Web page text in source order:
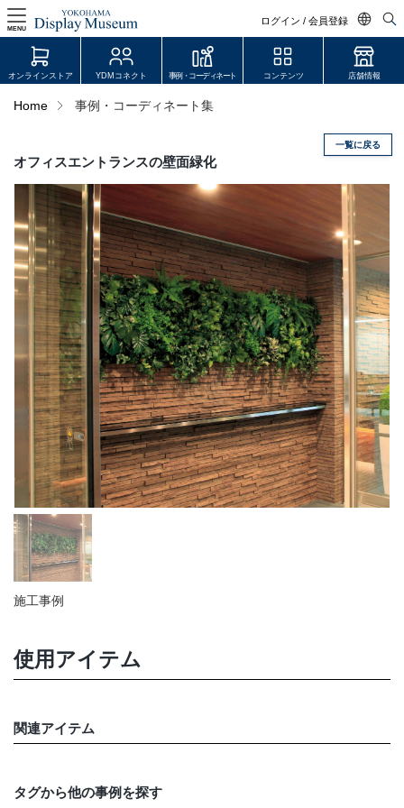
ログイン / 会員登録
日本語
MENU
オンラインストア
YDM Connect
会員登録・取引申請
リンク
JDCA(ディスプレイスクール)
店舗情報・営業日
会社情報
採用情報
お問い合わせ
プライバシーポリシー
オンラインストア YDMコネクト 事例・コーディネート コンテンツ 店舗情報
Home 事例・コーディネート集
一覧に戻る
オフィスエントランスの壁面緑化
施工事例
使用アイテム
関連アイテム
タグから他の事例を探す